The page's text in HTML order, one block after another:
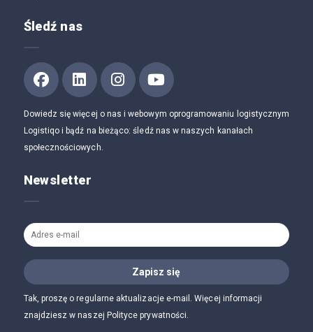
Śledź nas
Dowiedz się więcej o nas i webowym oprogramowaniu logistycznym
Logistiqo i bądź na bieżąco: śledź nas w naszych kanałach
społecznościowych.
Newsletter
Tak, proszę o regularne aktualizacje e-mail. Więcej informacji
znajdziesz w naszej Polityce prywatności.